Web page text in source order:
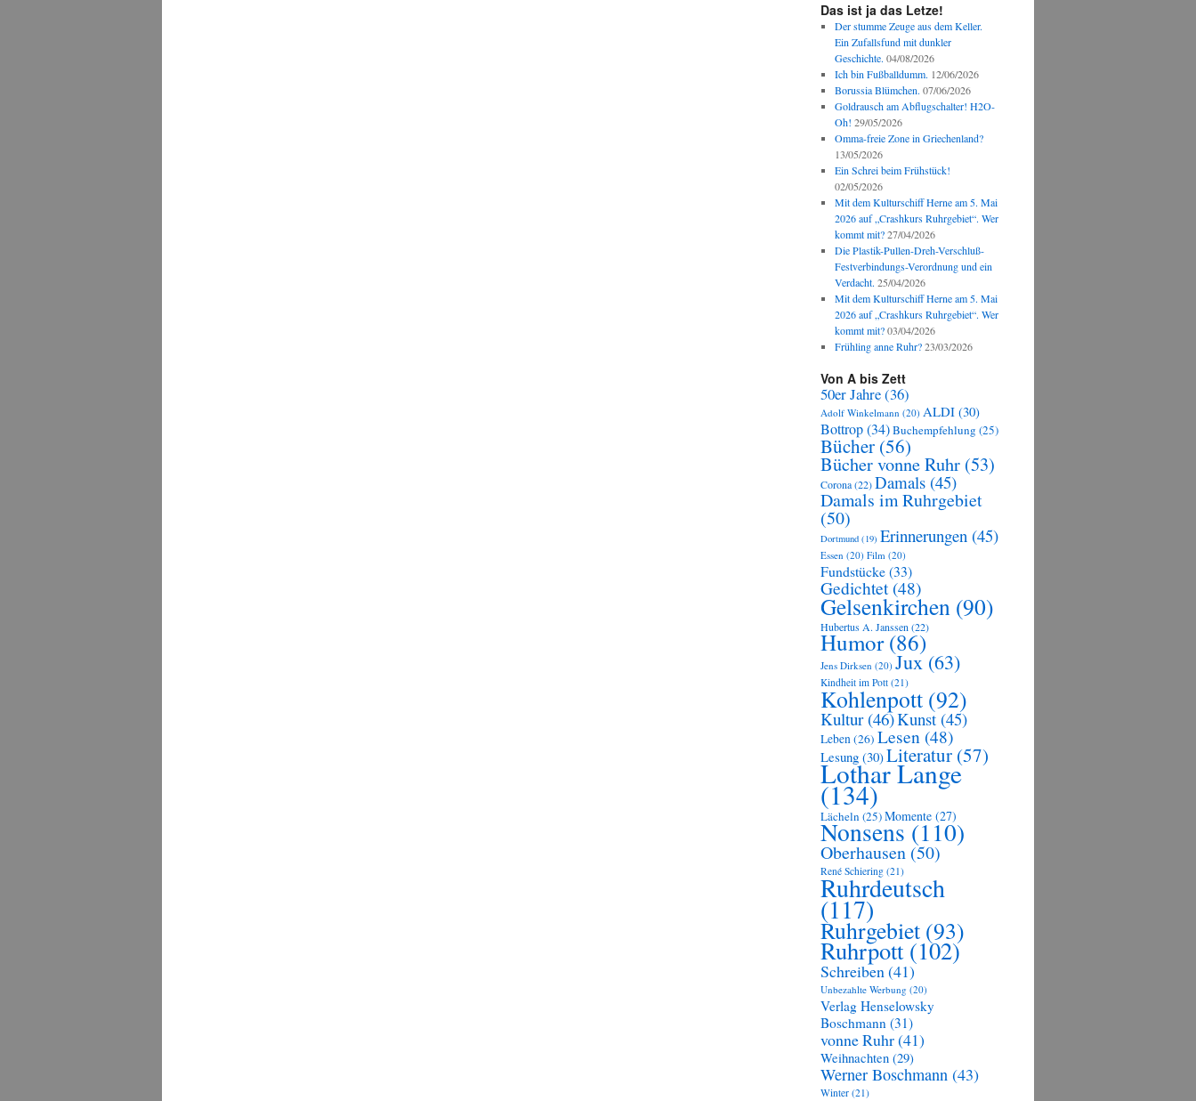
Das ist ja das Letze!
Der stumme Zeuge aus dem Keller.
Ein Zufallsfund mit dunkler
Geschichte. 04/08/2026
Ich bin Fußballdumm. 12/06/2026
Borussia Blümchen. 07/06/2026
Goldrausch am Abflugschalter! H2O-
Oh! 29/05/2026
Omma-freie Zone in Griechenland?
13/05/2026
Ein Schrei beim Frühstück!
02/05/2026
Mit dem Kulturschiff Herne am 5. Mai
2026 auf „Crashkurs Ruhrgebiet“. Wer
kommt mit? 27/04/2026
Die Plastik-Pullen-Dreh-Verschluß-
Festverbindungs-Verordnung und ein
Verdacht. 25/04/2026
Mit dem Kulturschiff Herne am 5. Mai
2026 auf „Crashkurs Ruhrgebiet“. Wer
kommt mit? 03/04/2026
Frühling anne Ruhr? 23/03/2026
Von A bis Zett
50er Jahre(36)
Adolf Winkelmann (20) ALDI (30)
Bottrop(34)Buchempfehlung (25)
Bücher (56)
Bücher vonne Ruhr (53)
Corona(22)Damals (45)
Damals im Ruhrgebiet
(50)
Dortmund (19) Erinnerungen (45)
Essen (20) Film (20)
Fundstücke(33)
Gedichtet(48)
Gelsenkirchen (90)
Hubertus A. Janssen(22)
Humor(86)
Jens Dirksen (20) Jux (63)
Kindheit im Pott (21)
Kohlenpott (92)
Kultur(46)Kunst (45)
Leben(26) Lesen (48)
Lesung (30)Literatur (57)
Lothar Lange
(134)
Lächeln (25)Momente (27)
Nonsens(110)
Oberhausen (50)
René Schiering (21)
Ruhrdeutsch
(117)
Ruhrgebiet (93)
Ruhrpott(102)
Schreiben(41)
Unbezahlte Werbung (20)
Verlag Henselowsky
Boschmann (31)
vonne Ruhr(41)
Weihnachten (29)
Werner Boschmann (43)
Winter (21)